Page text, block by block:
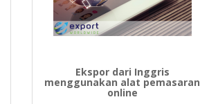
Ekspor dari Inggris
menggunakan alat pemasaran
online